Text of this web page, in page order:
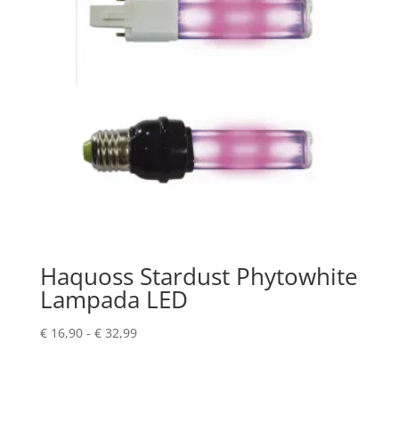
Haquoss Stardust Phytowhite
Lampada LED
€16,90 - €32,99Fascia